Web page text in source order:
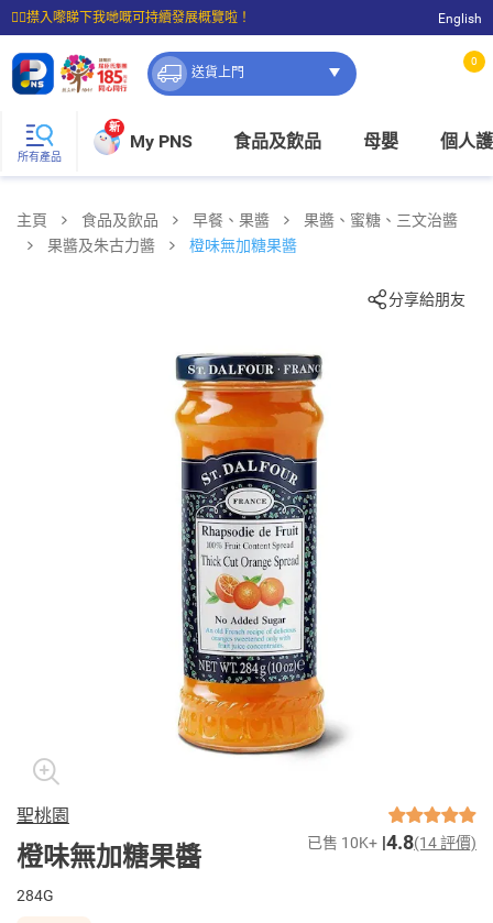
☝🏼㩒入嚟睇下我哋嘅可持續發展概覽啦！
⭐購物滿$399即享免費送貨；滿$100即可免費店取。
English
送貨上門
0
所有產品
新
My PNS 食品及飲品 母嬰 個人
主頁 食品及飲品 早餐、果醬
果醬、蜜糖、三文治醬
果醬及朱古力醬
橙味無加糖果醬
分享給朋友
聖桃園
橙味無加糖果醬 已售 10K+ 4.8(14 評價)
284G